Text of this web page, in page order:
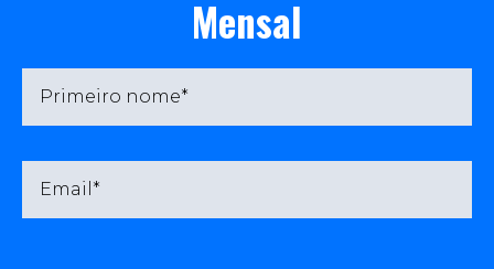
Mensal